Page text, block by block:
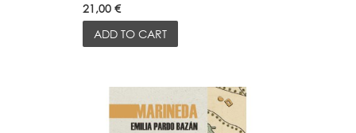
21,00 €
ADD TO CART